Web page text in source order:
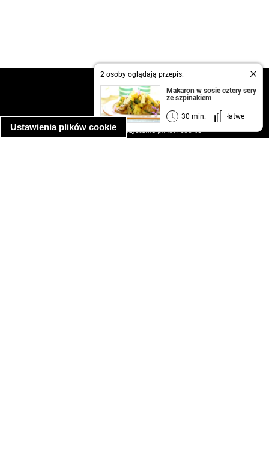
Ustawienia plików cookie
2 osoby oglądają przepis:
Makaron w sosie cztery sery
ze szpinakiem
30 min. łatwe
kontakt
regulamin
informacja o prywatności
informacja o wykorzystaniu plików cookie